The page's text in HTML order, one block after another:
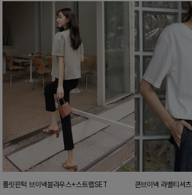
폴릿핀턱 브이넥블라우스+스트랩SET 콘브이넥 라벨티셔츠